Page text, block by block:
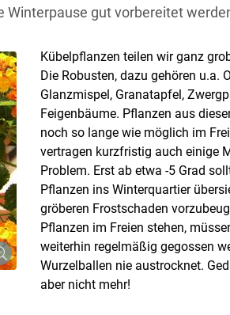
Skip to main
Winterpause gut vorbereitet
Kübelpflanzen teilen wir ganz
Die Robusten, dazu gehören u.a.
Glanzmispel, Granatapfel,
Feigenbäume. Pflanzen aus
noch so lange wie möglich im
vertragen kurzfristig auch einige
Problem. Erst ab etwa -5 Grad
Pflanzen ins Winterquartier
gröberen Frostschaden
Pflanzen im Freien stehen,
weiterhin regelmäßig gegossen
Wurzelballen nie austrocknet.
aber nicht mehr!